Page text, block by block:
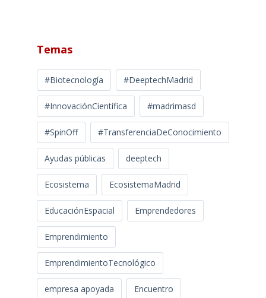
Temas
#Biotecnología #DeeptechMadrid
#InnovaciónCientífica #madrimasd
#SpinOff #TransferenciaDeConocimiento
Ayudas públicas deeptech
Ecosistema EcosistemaMadrid
EducaciónEspacial Emprendedores
Emprendimiento
EmprendimientoTecnológico
empresa apoyada Encuentro